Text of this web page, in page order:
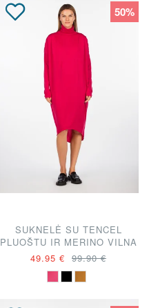
50%
SUKNELĖ SU TENCEL
PLUOŠTU IR MERINO VILNA
49.95 € 99.90 €